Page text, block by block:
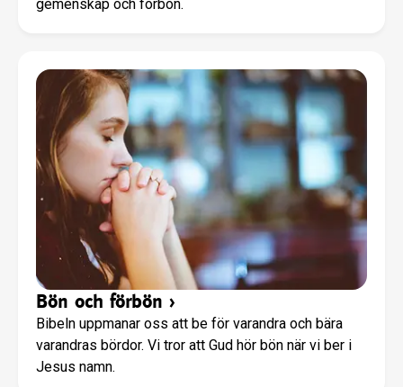
gemenskap och förbön.
Bön och förbön ›
Bibeln uppmanar oss att be för varandra och bära
varandras bördor. Vi tror att Gud hör bön när vi ber i
Jesus namn.